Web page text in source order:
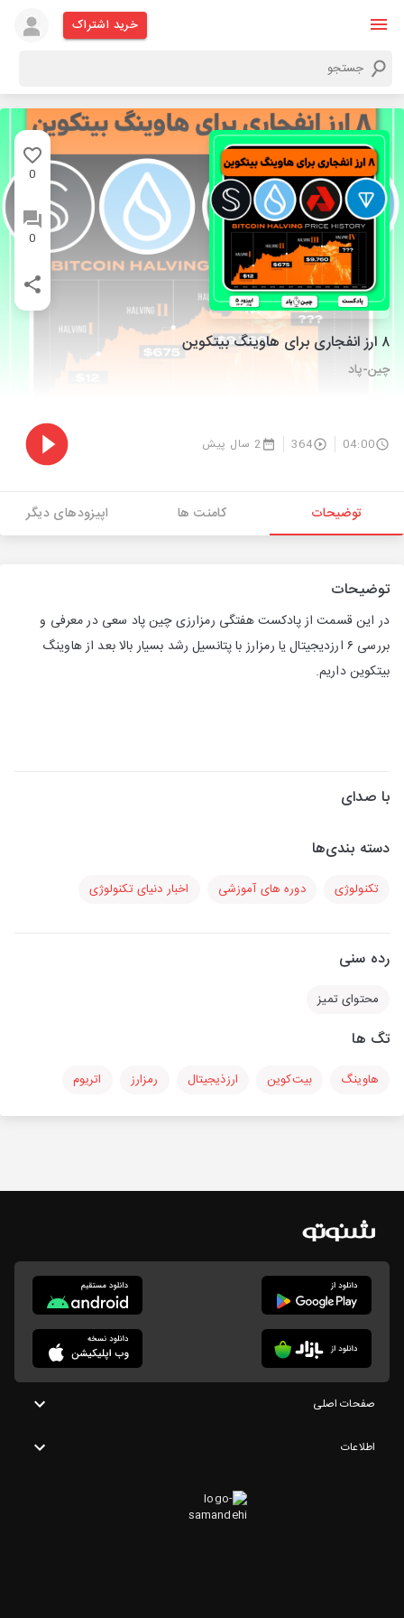
خرید اشتراک
0
0
۸ ارز انفجاری برای هاوینگ بیتکوین
چین-پاد
04:00
364 2 سال پیش
توضیحات کامنت ها اپیزودهای دیگر
توضیحات
در این قسمت از پادکست هفتگی رمزارزی چین پاد سعی در معرفی و
بررسی ۶ ارزدیجیتال یا رمزارز‌ با پتانسیل رشد بسیار بالا بعد از هاوینگ
بیتکوین داریم.
با صدای
دسته بندی‌ها
تکنولوژی دوره های آموزشی اخبار دنیای تکنولوژی
رده سنی
محتوای تمیز
تگ ها
هاوینگ بیت‌کوین ارزذیجیتال رمزارز اتریوم
صفحات اصلی
اطلاعات